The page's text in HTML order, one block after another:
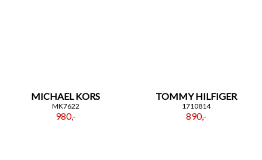
MICHAEL KORS
MK7622
980,-
TOMMY HILFIGER
1710814
890,-